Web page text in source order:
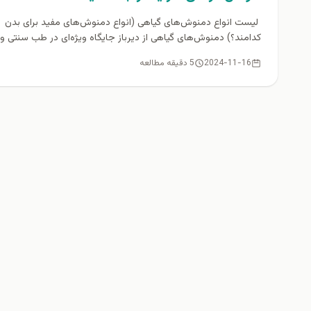
لیست انواع دمنوش‌های گیاهی (انواع دمنوش‌های مفید برای بدن
کدامند؟) دمنوش‌های گیاهی از دیرباز جایگاه ویژه‌ای در طب سنتی
2024-11-16 5 دقیقه مطالعه